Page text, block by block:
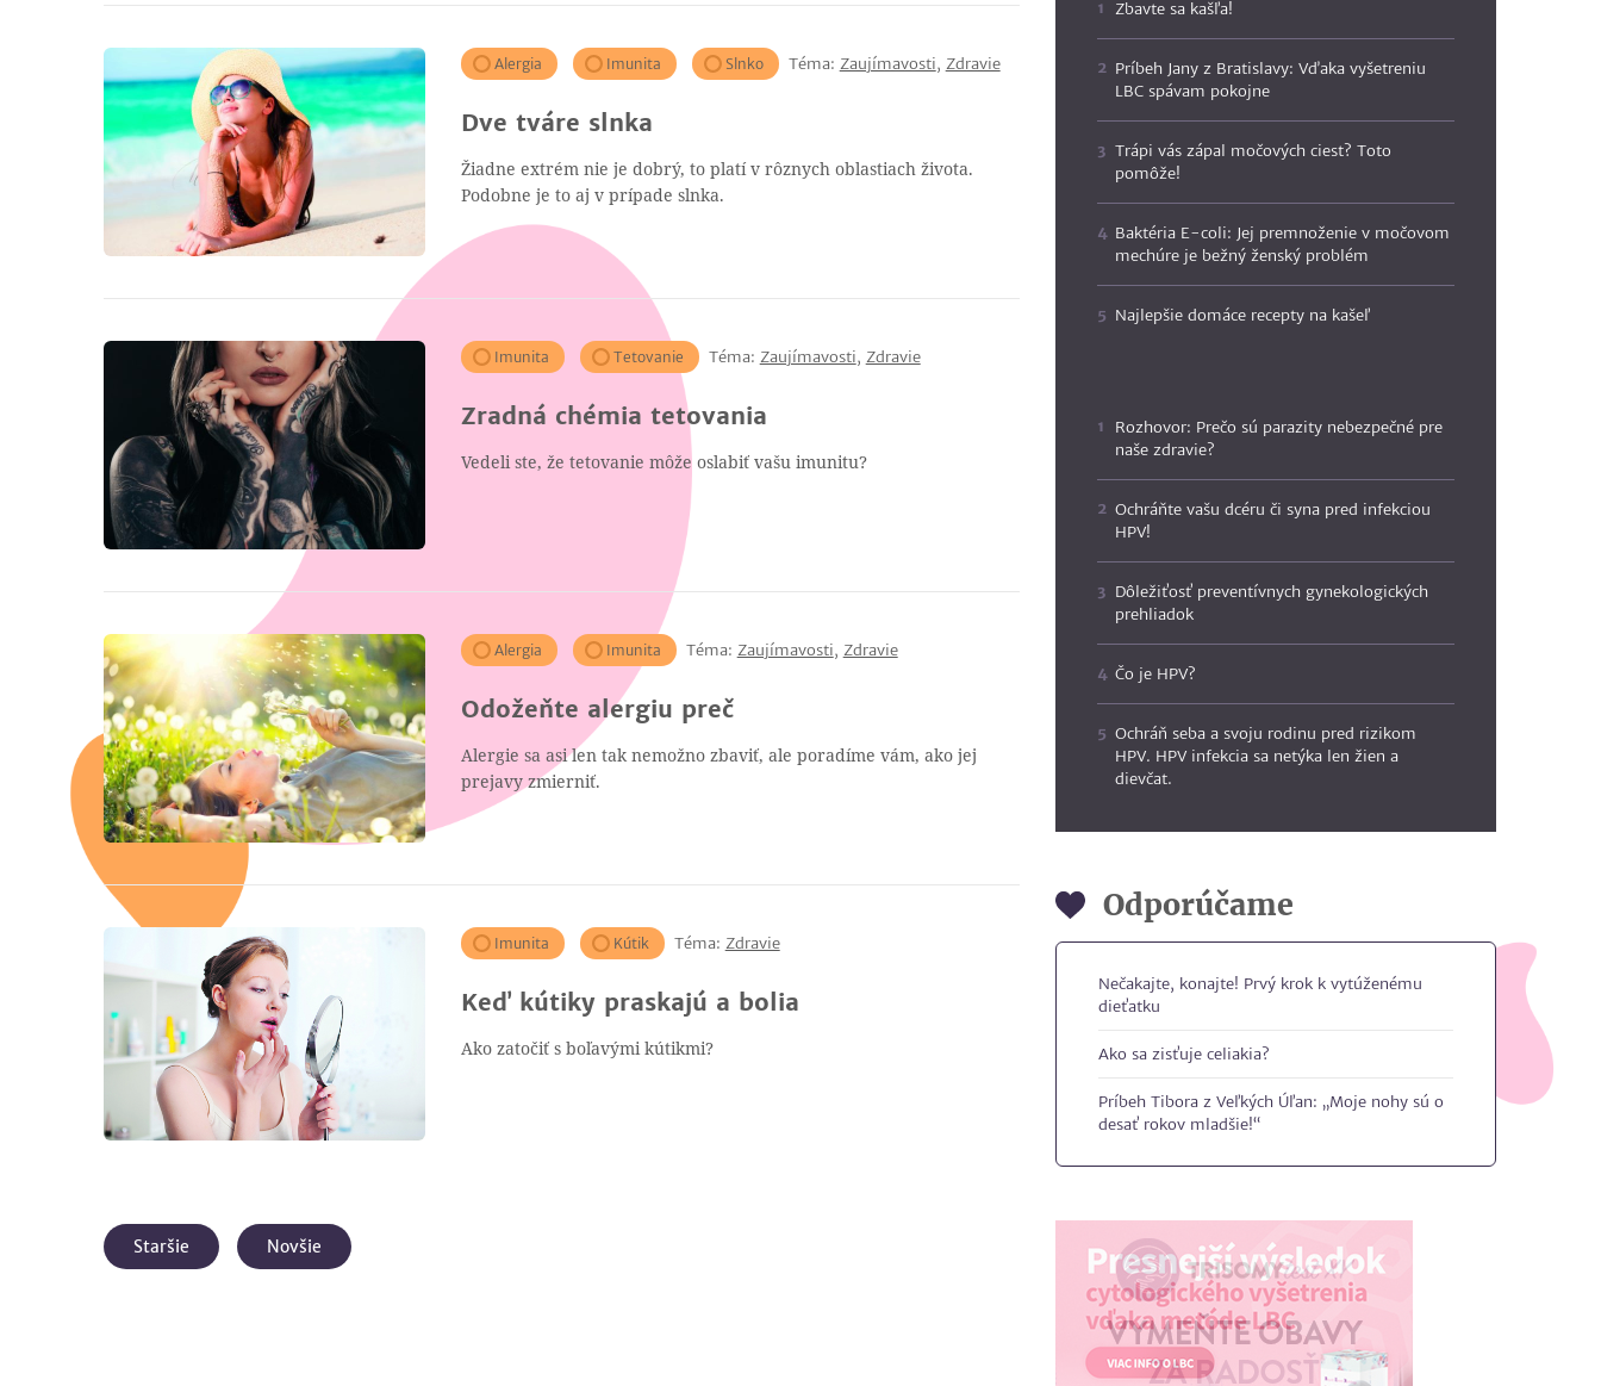
Alergia Imunita Slnko Téma: Zaujímavosti, Zdravie
Dve tváre slnka
Žiadne extrém nie je dobrý, to platí v rôznych oblastiach života.
Podobne je to aj v prípade slnka.
Imunita Tetovanie Téma: Zaujímavosti, Zdravie
Zradná chémia tetovania
Vedeli ste, že tetovanie môže oslabiť vašu imunitu?
Alergia Imunita Téma: Zaujímavosti, Zdravie
Odožeňte alergiu preč
Alergie sa asi len tak nemožno zbaviť, ale poradíme vám, ako jej
prejavy zmierniť.
Imunita Kútik Téma: Zdravie
Keď kútiky praskajú a bolia
Ako zatočiť s boľavými kútikmi?
Staršie Novšie
Zbavte sa kašľa!
Príbeh Jany z Bratislavy: Vďaka vyšetreniu
LBC spávam pokojne
Trápi vás zápal močových ciest? Toto
pomôže!
Baktéria E-coli: Jej premnoženie v močovom
mechúre je bežný ženský problém
Najlepšie domáce recepty na kašeľ
Rozhovor: Prečo sú parazity nebezpečné pre
naše zdravie?
Ochráňte vašu dcéru či syna pred infekciou
HPV!
Dôležiťosť preventívnych gynekologických
prehliadok
Čo je HPV?
Ochráň seba a svoju rodinu pred rizikom
HPV. HPV infekcia sa netýka len žien a
dievčat.
Odporúčame
Nečakajte, konajte! Prvý krok k vytúženému
dieťatku
Ako sa zisťuje celiakia?
Príbeh Tibora z Veľkých Úľan: „Moje nohy sú o
desať rokov mladšie!“